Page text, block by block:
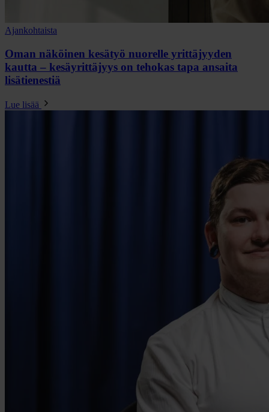
Ajankohtaista
Oman näköinen kesätyö nuorelle yrittäjyyden
kautta – kesäyrittäjyys on tehokas tapa ansaita
lisätienestiä
Lue lisää